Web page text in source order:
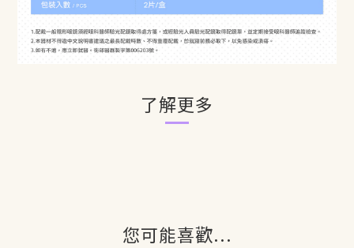
了解更多
您可能喜歡...